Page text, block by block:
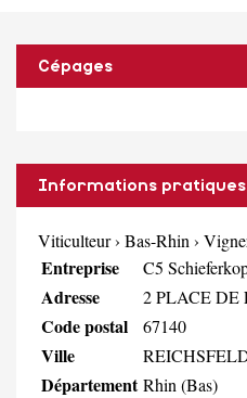
Cépages
Informations pratiques
Viticulteur› Bas-Rhin ›
Entreprise C5
Adresse 2 PLACE DE
Code postal 67140
Ville
Département Rhin (Bas)